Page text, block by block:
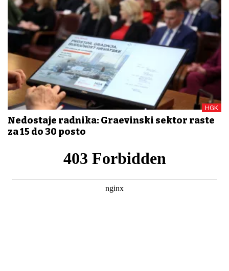
HGK
Nedostaje radnika: Građevinski sektor raste
za 15 do 30 posto